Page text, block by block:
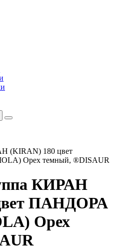
(KIRAN) 180 цвет
Орех темный, ®DISAUR
КИРАН
ПАНДОРА
Орех